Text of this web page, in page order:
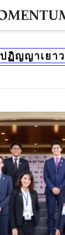
ปฏิญญาเยา